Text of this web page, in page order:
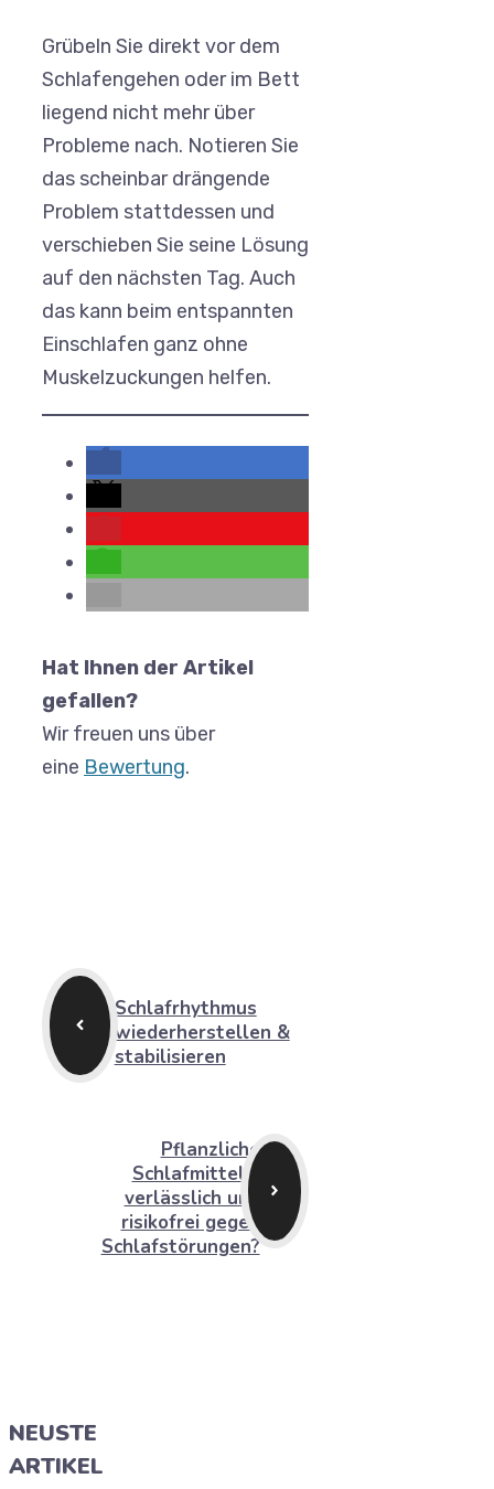
Grübeln Sie direkt vor dem
Schlafengehen oder im Bett
liegend nicht mehr über
Probleme nach. Notieren Sie
das scheinbar drängende
Problem stattdessen und
verschieben Sie seine Lösung
auf den nächsten Tag. Auch
das kann beim entspannten
Einschlafen ganz ohne
Muskelzuckungen helfen.
Hat Ihnen der Artikel
gefallen?
Wir freuen uns über
eine Bewertung.
Schlafrhythmus
wiederherstellen &
stabilisieren
Pflanzliche
Schlafmittel –
verlässlich und
risikofrei gegen
Schlafstörungen?
NEUSTE
ARTIKEL